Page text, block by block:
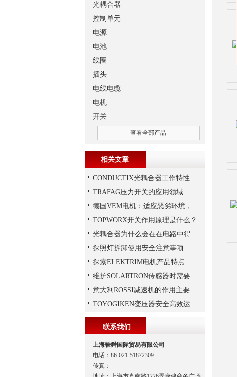
光耦合器
控制单元
电源
电池
线圈
插头
电线电缆
电机
开关
查看全部产品
相关文章
CONDUCTIX光耦合器工作特性讲解
TRAFAG压力开关的应用领域
德国VEM电机：适应恶劣环境，保障工业生产连续性
TOPWORX开关作用原理是什么？
光耦合器为什么会在在电路中得到广泛的应用,难道是因为
探照灯拆卸使用安全注意事项
探索ELEKTRIM电机产品特点
维护SOLARTRON传感器时需要注意以下技巧
意大利ROSSI减速机的作用主要包括哪些？
TOYOGIKEN变压器安全高效运行指南：规范操作与长效维护
联系我们
上海轶舜国际贸易有限公司
电话：86-021-51872309
传真：